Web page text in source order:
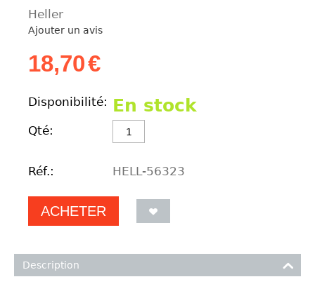
Heller
Ajouter un avis
18,70€
Disponibilité: En stock
Qté:
Réf.: HELL-56323
ACHETER
Description